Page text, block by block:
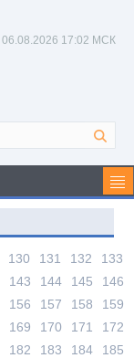
06.08.2026 17:02 МСК
130 131 132
133
143 144 145
146
156 157 158
159
169 170 171
172
182 183 184
185